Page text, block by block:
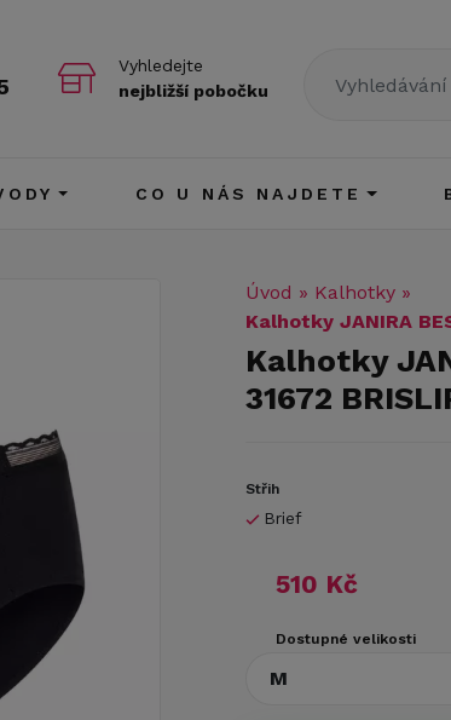
Vyhledejte
nejbližší pobočku
CO U NÁS NAJDETE
Úvod » Kalhotky »
Kalhotky JANIRA
Kalhotky
31672
Střih
Brief
510 Kč
Dostupné velikosti
M